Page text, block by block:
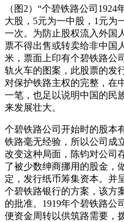
（图2）“个碧铁路公司
大股，5元为一中股，1元为
一次。为防止股权流入外国
票不得出售或转卖给非中国
米，票面上印有个碧铁路公
轨火车的图案，此股票的发
对保护铁路主权的完整，在
一笔，也足以说明中国的民
来发展壮大。
个碧铁路公司开始时的股本
铁路毫无经验，所以公司成
改变这种局面，陈钧对公司
了被少数绅商挪用的股金，
定，发行纸币筹集资本。并
个碧铁路银行的方案，该方
的批准。1919年个碧铁路公
便资金周转以供筑路需要，